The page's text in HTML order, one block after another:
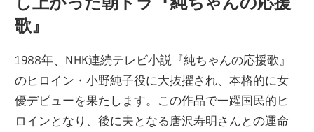
歌』
1988年、NHK連続テレビ小説『純ちゃんの応援歌』
のヒロイン・小野純子役に大抜擢され、本格的に女
優デビューを果たします。この作品で一躍国民的ヒ
ロインとなり、後に夫となる唐沢寿明さんとの運命